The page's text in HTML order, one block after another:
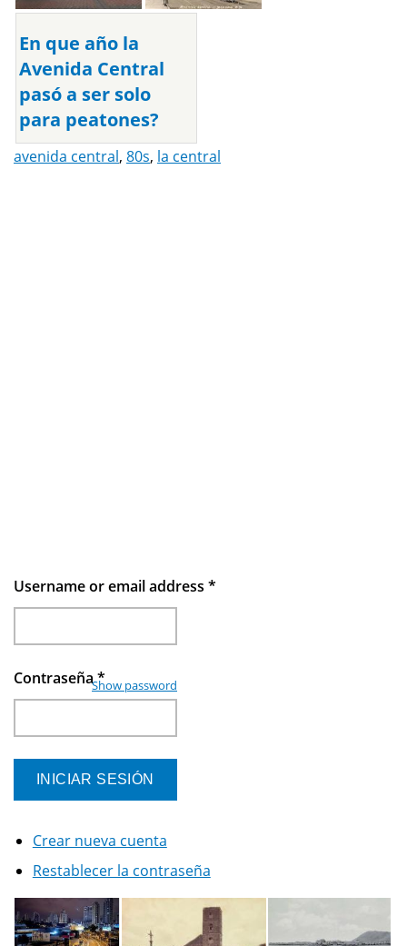
En que año la
Avenida Central
pasó a ser solo
para peatones?
avenida central, 80s, la central
Username or email address *
Contraseña*
Show password
Crear nueva cuenta
Restablecer la contraseña